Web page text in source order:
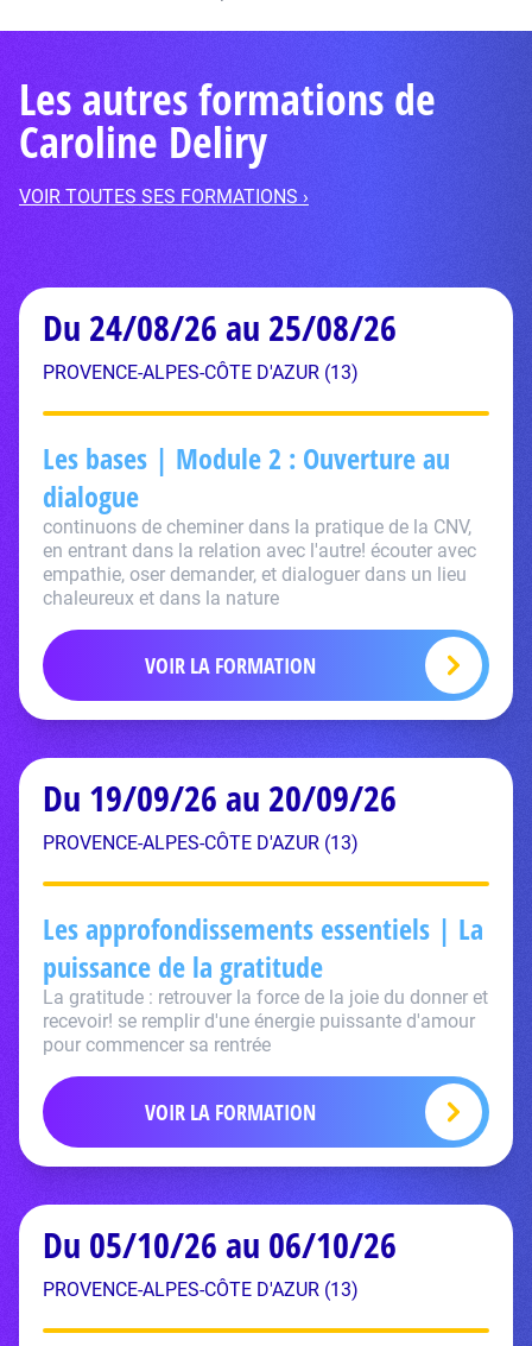
Les autres formations de
Caroline Deliry
VOIR TOUTES SES FORMATIONS ›
Du 24/08/26 au 25/08/26
PROVENCE-ALPES-CÔTE D'AZUR (13)
Les bases | Module 2 : Ouverture au
dialogue
continuons de cheminer dans la pratique de la CNV,
en entrant dans la relation avec l'autre! écouter avec
empathie, oser demander, et dialoguer dans un lieu
chaleureux et dans la nature
VOIR LA FORMATION
Du 19/09/26 au 20/09/26
PROVENCE-ALPES-CÔTE D'AZUR (13)
Les approfondissements essentiels | La
puissance de la gratitude
La gratitude : retrouver la force de la joie du donner et
recevoir! se remplir d'une énergie puissante d'amour
pour commencer sa rentrée
VOIR LA FORMATION
Du 05/10/26 au 06/10/26
PROVENCE-ALPES-CÔTE D'AZUR (13)